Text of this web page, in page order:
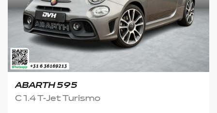
ABARTH 595
C 1.4 T-Jet Turismo